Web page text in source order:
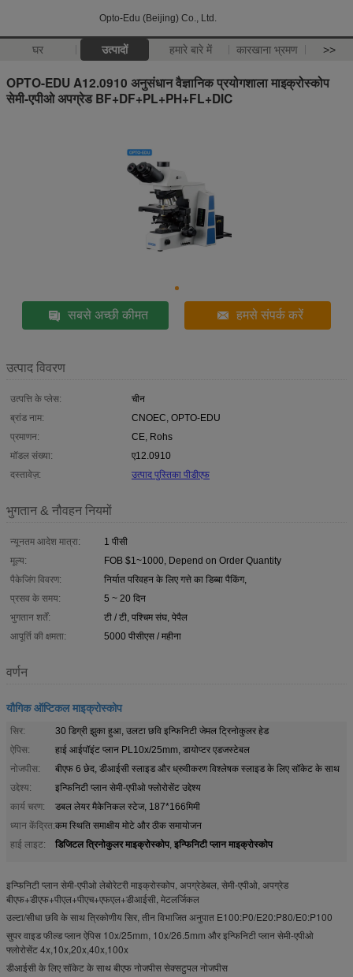
Opto-Edu (Beijing) Co., Ltd.
घर उत्पादों हमारे बारे में कारखाना भ्रमण >>
OPTO-EDU A12.0910 अनुसंधान वैज्ञानिक प्रयोगशाला माइक्रोस्कोप
सेमी-एपीओ अपग्रेड BF+DF+PL+PH+FL+DIC
सबसे अच्छी कीमत हमसे संपर्क करें
उत्पाद विवरण
उत्पत्ति के प्लेस:
चीन
ब्रांड नाम:
CNOEC, OPTO-EDU
प्रमाणन:
CE, Rohs
मॉडल संख्या:
ए12.0910
दस्तावेज़:
उत्पाद पुस्तिका पीडीएफ
भुगतान & नौवहन नियमों
न्यूनतम आदेश मात्रा:
1 पीसी
मूल्य:
FOB $1~1000, Depend on Order Quantity
पैकेजिंग विवरण:
निर्यात परिवहन के लिए गत्ते का डिब्बा पैकिंग,
प्रसव के समय:
5 ~ 20 दिन
भुगतान शर्तें:
टी / टी, पश्चिम संघ, पेपैल
आपूर्ति की क्षमता:
5000 पीसीएस / महीना
वर्णन
यौगिक ऑप्टिकल माइक्रोस्कोप
सिर:
30 डिग्री झुका हुआ, उलटा छवि इन्फिनिटी जेमल ट्रिनोकुलर हेड
ऐपिस:
हाई आईपॉइंट प्लान PL10x/25mm, डायोप्टर एडजस्टेबल
नोजपीस:
बीएफ 6 छेद, डीआईसी स्लाइड और ध्रुवीकरण विश्लेषक स्लाइड के लिए सॉकेट के साथ
उद्देश्य:
इन्फिनिटी प्लान सेमी-एपीओ फ्लोरोसेंट उद्देश्य
कार्य चरण:
डबल लेयर मैकेनिकल स्टेज, 187*166मिमी
ध्यान केंद्रित:कम स्थिति समाक्षीय मोटे और ठीक समायोजन
हाई लाइट:
डिजिटल त्रिनोकुलर माइक्रोस्कोप, इन्फिनिटी प्लान माइक्रोस्कोप
इन्फिनिटी प्लान सेमी-एपीओ लेबोरेटरी माइक्रोस्कोप, अपग्रेडेबल, सेमी-एपीओ, अपग्रेड
बीएफ+डीएफ+पीएल+पीएच+एफएल+डीआईसी, मेटलर्जिकल
उल्टा/सीधा छवि के साथ त्रिकोणीय सिर, तीन विभाजित अनुपात E100:P0/E20:P80/E0:P100
सुपर वाइड फील्ड प्लान ऐपिस 10x/25mm, 10x/26.5mm और इन्फिनिटी प्लान सेमी-एपीओ
फ्लोरोसेंट 4x,10x,20x,40x,100x
डीआईसी के लिए सॉकेट के साथ बीएफ नोजपीस सेक्सटुपल नोजपीस